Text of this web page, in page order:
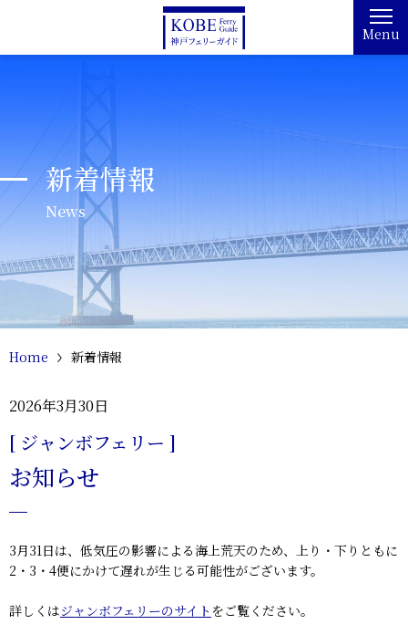
Menu
新着情報
News
Home 新着情報
2026年3月30日
[ ジャンボフェリー ]
お知らせ
3月31日は、低気圧の影響による海上荒天のため、上り・下りともに
2・3・4便にかけて遅れが生じる可能性がございます。
詳しくはジャンボフェリーのサイト をご覧ください。